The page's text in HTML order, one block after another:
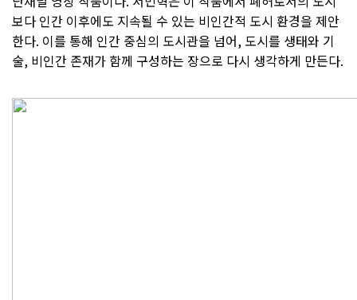
보다 인간 이후에도 지속될 수 있는 비인간적 도시 환경을 제안
한다. 이를 통해 인간 중심의 도시관을 넘어, 도시를 생태와 기
술, 비인간 존재가 함께 구성하는 장으로 다시 생각하게 만든다.